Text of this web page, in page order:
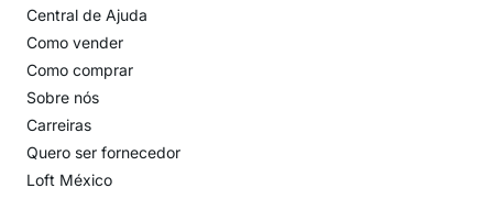
Central de Ajuda
Como vender
Como comprar
Sobre nós
Carreiras
Quero ser fornecedor
Loft México